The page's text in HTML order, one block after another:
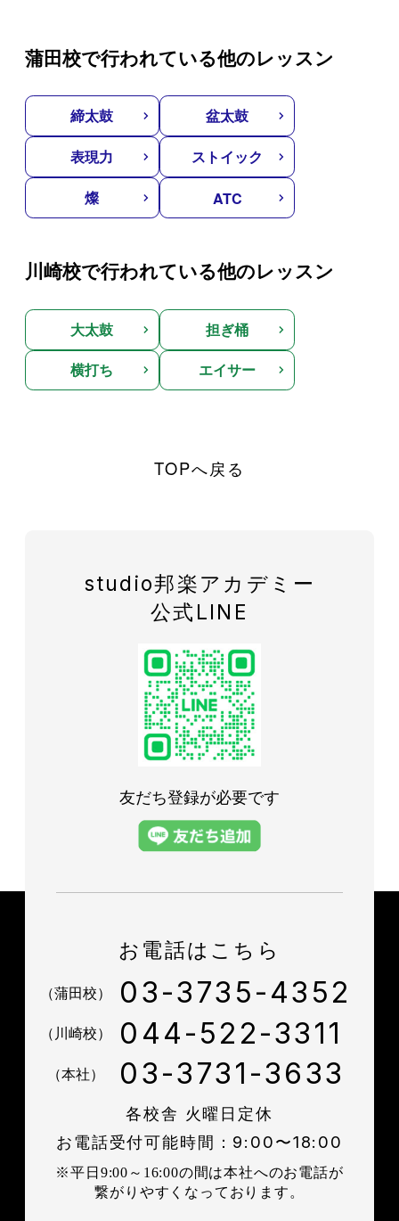
蒲田校で行われている他のレッスン
締太鼓
盆太鼓
表現力
ストイック
燦
ATC
川崎校で行われている他のレッスン
大太鼓
担ぎ桶
横打ち
エイサー
TOPへ戻る
studio邦楽アカデミー
公式LINE
友だち登録が必要です
お電話はこちら
（蒲田校） 03-3735-4352
（川崎校） 044-522-3311
（本社） 03-3731-3633
各校舎 火曜日定休
お電話受付可能時間：9:00〜18:00
※平日9:00～16:00の間は本社へのお電話が
繋がりやすくなっております。